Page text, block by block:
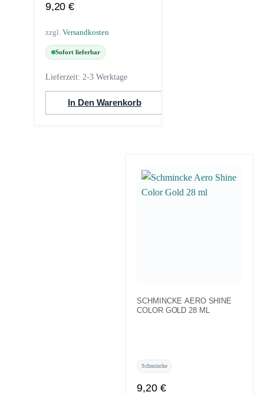
9,20€
zzgl. Versandkosten
Sofort lieferbar
Lieferzeit: 2-3 Werktage
In Den Warenkorb
SCHMINCKE AERO SHINE
COLOR GOLD 28 ML
Schmincke
9,20 €